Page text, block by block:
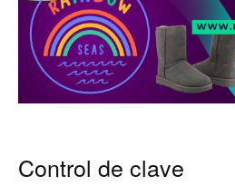
Control de clave